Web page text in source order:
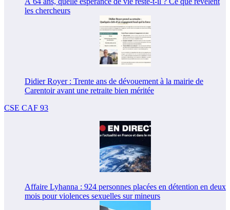
les chercheurs
Didier Royer : Trente ans de dévouement à la mairie de
Carentoir avant une retraite bien méritée
CSE CAF 93
Affaire Lyhanna : 924 personnes placées en détention en deux
mois pour violences sexuelles sur mineurs